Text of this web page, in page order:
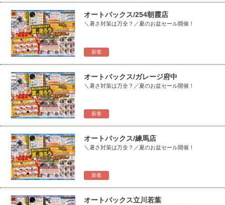
新着
オートバックス/254朝霞店
＼暑さ対策は万全？／夏のお盆セール開催！
新着
オートバックス/ガレージ府中
＼暑さ対策は万全？／夏のお盆セール開催！
新着
オートバックス/練馬店
＼暑さ対策は万全？／夏のお盆セール開催！
オートバックス立川若葉